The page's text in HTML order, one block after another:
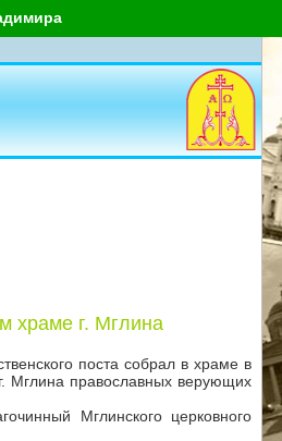
храме г. Мглина
поста собрал в храме в
Мглина православных верующих
Мглинского церковного